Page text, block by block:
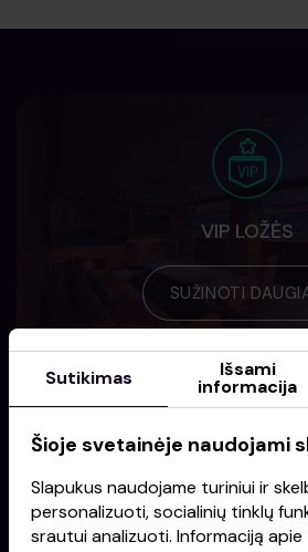
VIP LOŽĖS
SUŽINOTI
REKLAMA
Sutikimas Išsami
informacija
Šioje svetainėje naudojami
Slapukus naudojame turiniui ir
personalizuoti, socialinių tinklų
srautui analizuoti. Informaciją apie